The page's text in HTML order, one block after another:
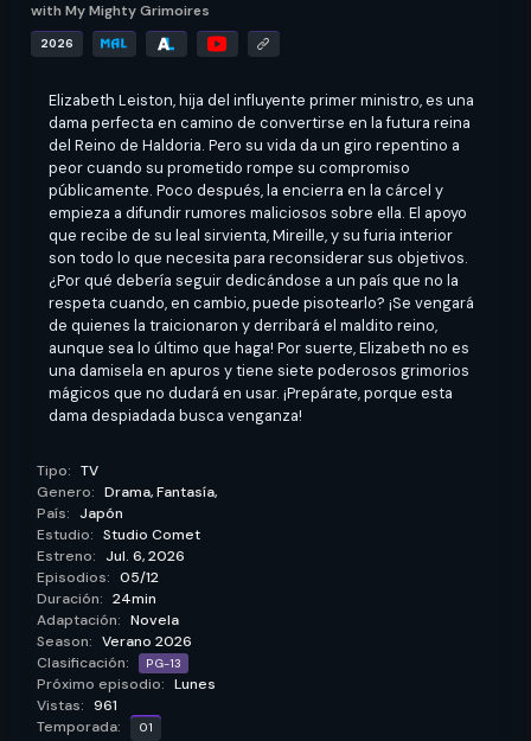
A Livid Lady's Guide to Getting Even: How I Crushed My Homeland
with My Mighty Grimoires
Elizabeth Leiston, hija del influyente primer ministro, es una
dama perfecta en camino de convertirse en la futura reina
del Reino de Haldoria. Pero su vida da un giro repentino a
peor cuando su prometido rompe su compromiso
públicamente. Poco después, la encierra en la cárcel y
empieza a difundir rumores maliciosos sobre ella. El apoyo
que recibe de su leal sirvienta, Mireille, y su furia interior
son todo lo que necesita para reconsiderar sus objetivos.
¿Por qué debería seguir dedicándose a un país que no la
respeta cuando, en cambio, puede pisotearlo? ¡Se vengará
de quienes la traicionaron y derribará el maldito reino,
aunque sea lo último que haga! Por suerte, Elizabeth no es
una damisela en apuros y tiene siete poderosos grimorios
mágicos que no dudará en usar. ¡Prepárate, porque esta
Tipo: TV
Genero: Drama,
País: Japón
Estudio:
Studio Comet
Estreno: Jul. 6, 2026
Episodios: 05/12
Duración: 24min
Adaptación: Novela
Season: Verano 2026
Clasificación:
PG-13
Próximo episodio:
Vistas: 961